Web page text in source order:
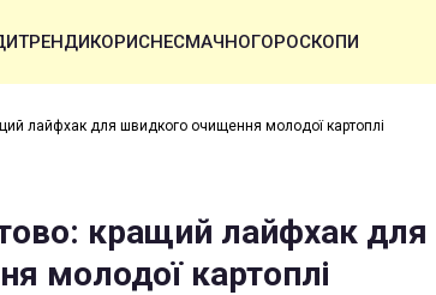
ТРЕНДИКОРИСНЕСМАЧНОГОРОСКОПИ
лайфхак для швидкого очищення молодої картоплі
кращий лайфхак для
молодої картоплі